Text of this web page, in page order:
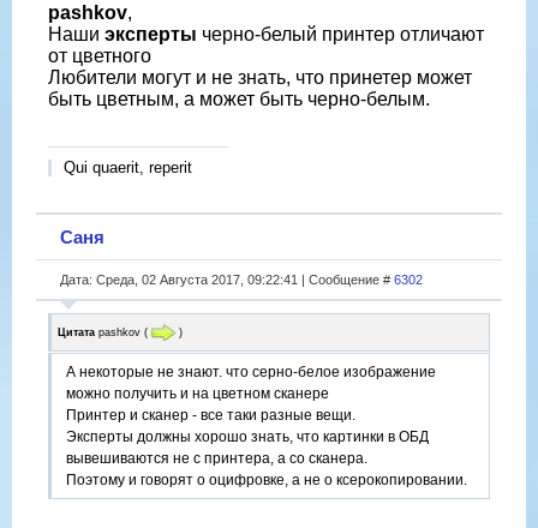
pashkov,
Наши эксперты черно-белый принтер отличают
от цветного
Любители могут и не знать, что принетер может
быть цветным, а может быть черно-белым.
Qui quaerit, reperit
Саня
Дата: Среда, 02 Августа 2017, 09:22:41 | Сообщение # 6302
Цитата pashkov ( )
А некоторые не знают. что серно-белое изображение
можно получить и на цветном сканере
Принтер и сканер - все таки разные вещи.
Эксперты должны хорошо знать, что картинки в ОБД
вывешиваются не с принтера, а со сканера.
Поэтому и говорят о оцифровке, а не о ксерокопировании.